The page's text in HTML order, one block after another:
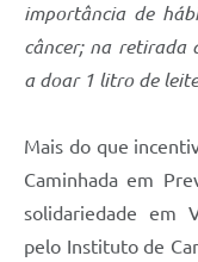
importância de
câncer; na retirada
a doar 1 litro de leite
Mais do que
Caminhada em
solidariedade em
pelo Instituto de